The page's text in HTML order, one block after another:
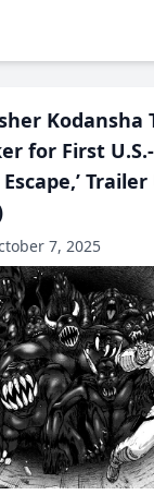
Kodansha
for First
7, 2025